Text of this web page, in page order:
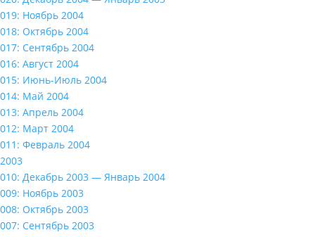
019: Ноябрь 2004
018: Октябрь 2004
017: Сентябрь 2004
016: Август 2004
015: Июнь-Июль 2004
014: Май 2004
013: Апрель 2004
012: Март 2004
011: Февраль 2004
2003
010: Декабрь 2003 — Январь 2004
009: Ноябрь 2003
008: Октябрь 2003
007: Сентябрь 2003